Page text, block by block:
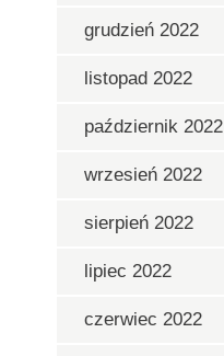
grudzień 2022
listopad 2022
październik 2022
wrzesień 2022
sierpień 2022
lipiec 2022
czerwiec 2022